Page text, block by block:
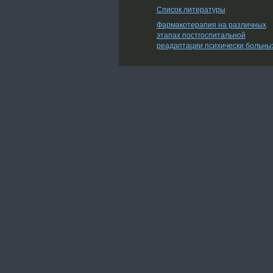
Список литературы
Фармакотерапия на различных
этапах постгоспитальной
реадаптации психически